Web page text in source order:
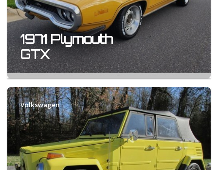
1971 Plymouth
GTX
Volkswagen